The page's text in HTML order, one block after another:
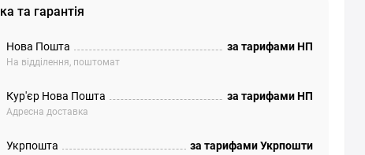
та гарантія
Нова Пошта
На відділення, поштомат
за тарифами НП
Кур'єр Нова Пошта
Адресна доставка
за тарифами НП
Укрпошта за тарифами Укрпошти